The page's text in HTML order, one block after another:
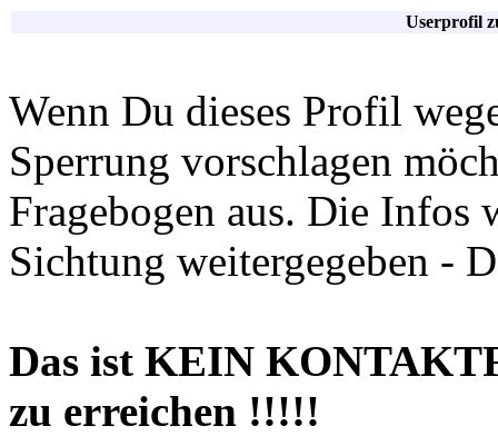
Userprofil
Wenn Du dieses Profil
Sperrung vorschlagen
Fragebogen aus. Die Infos
Sichtung weitergegeben -
Das ist KEIN
zu erreichen !!!!!